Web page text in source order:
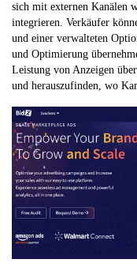
sich mit externen Kanälen
integrieren. Verkäufer
und einer verwalteten
und Optimierung
Leistung von Anzeigen
und herauszufinden, wo